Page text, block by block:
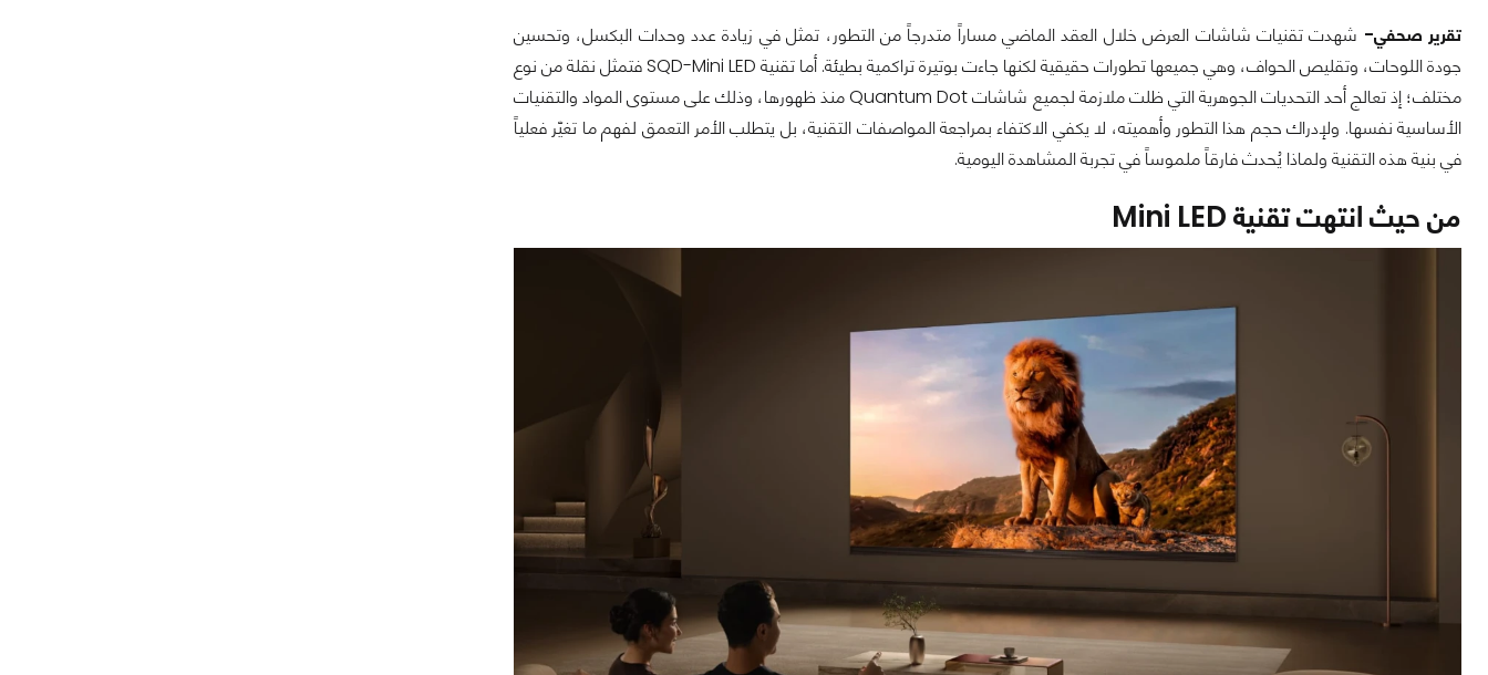
تقرير صحفي- شهدت تقنيات شاشات العرض خلال العقد الماضي مساراً متدرجاً من التطور، تمثل في زيادة عدد وحدات البكسل، وتحسين
جودة اللوحات، وتقليص الحواف، وهي جميعها تطورات حقيقية لكنها جاءت بوتيرة تراكمية بطيئة. أما تقنية SQD-Mini LED فتمثل نقلة من نوع
مختلف؛ إذ تعالج أحد التحديات الجوهرية التي ظلت ملازمة لجميع شاشات Quantum Dot منذ ظهورها، وذلك على مستوى المواد والتقنيات
الأساسية نفسها. ولإدراك حجم هذا التطور وأهميته، لا يكفي الاكتفاء بمراجعة المواصفات التقنية، بل يتطلب الأمر التعمق لفهم ما تغيّر فعلياً
في بنية هذه التقنية ولماذا يُحدث فارقاً ملموساً في تجربة المشاهدة اليومية.
من حيث انتهت تقنية Mini LED